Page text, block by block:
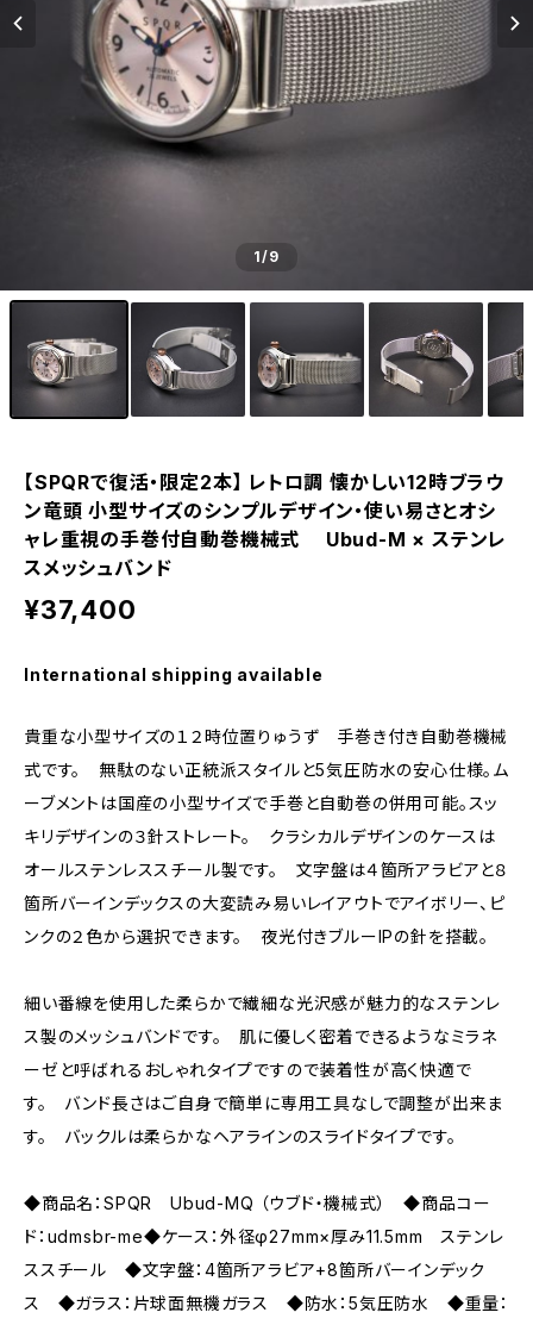
Ventuno st ストレート
earth watch
OUTLET
DUAL TIME 12+24
TASCHETTA（タスケッタ）
PULSE WATCH（パルスウオッチ）
POCKET CHRONO（ポケットクロノ）
arita ism ss・urushi ss（20mm）
arita ism・urushi kiso（17mm）
eki ・starwatch37用（20mm）
eki ・sapporo starwatch 用（17mm）
1/9
【SPQRで復活・限定2本】 レトロ調 懐かしい12時ブラウ
ン竜頭 小型サイズのシンプルデザイン・使い易さとオシ
ャレ重視の手巻付自動巻機械式 Ubud-M × ステンレ
スメッシュバンド
¥37,400
International shipping available
貴重な小型サイズの１２時位置りゅうず 手巻き付き自動巻機械
式です。 無駄のない正統派スタイルと5気圧防水の安心仕様。ム
ーブメントは国産の小型サイズで手巻と自動巻の併用可能。スッ
キリデザインの３針ストレート。 クラシカルデザインのケースは
オールステンレススチール製です。 文字盤は４箇所アラビアと８
箇所バーインデックスの大変読み易いレイアウトでアイボリー、ピ
ンクの２色から選択できます。 夜光付きブルーIPの針を搭載。
細い番線を使用した柔らかで繊細な光沢感が魅力的なステンレ
ス製のメッシュバンドです。 肌に優しく密着できるようなミラネ
ーゼと呼ばれるおしゃれタイプですので装着性が高く快適で
す。 バンド長さはご自身で簡単に専用工具なしで調整が出来ま
す。 バックルは柔らかなヘアラインのスライドタイプです。
◆商品名：SPQR Ubud-MQ （ウブド・機械式） ◆商品コー
ド：udmsbr-me◆ケース：外径φ27mm×厚み11.5mm ステンレ
ススチール ◆文字盤：4箇所アラビア+8箇所バーインデック
ス ◆ガラス：片球面無機ガラス ◆防水：5気圧防水 ◆重量：